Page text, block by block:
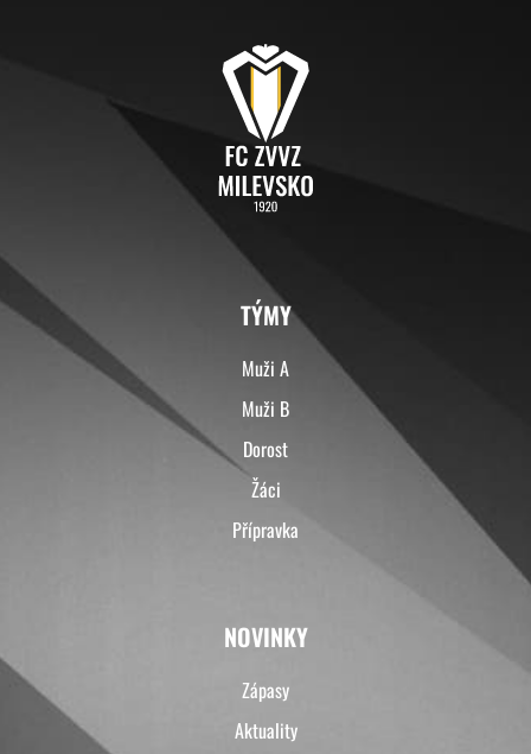
TÝMY
Muži A
Muži B
Dorost
Žáci
Přípravka
NOVINKY
Zápasy
Aktuality